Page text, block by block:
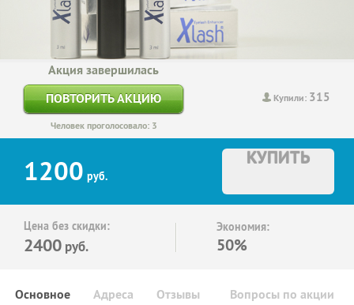
Купили: 315
Акция завершилась
ПОВТОРИТЬ АКЦИЮ
Человек проголосовало: 3
1200 руб.
КУПИТЬ
Цена без скидки:
2400 руб.
Экономия:
50%
Основное Отзывы Вопросы по акции
Адреса